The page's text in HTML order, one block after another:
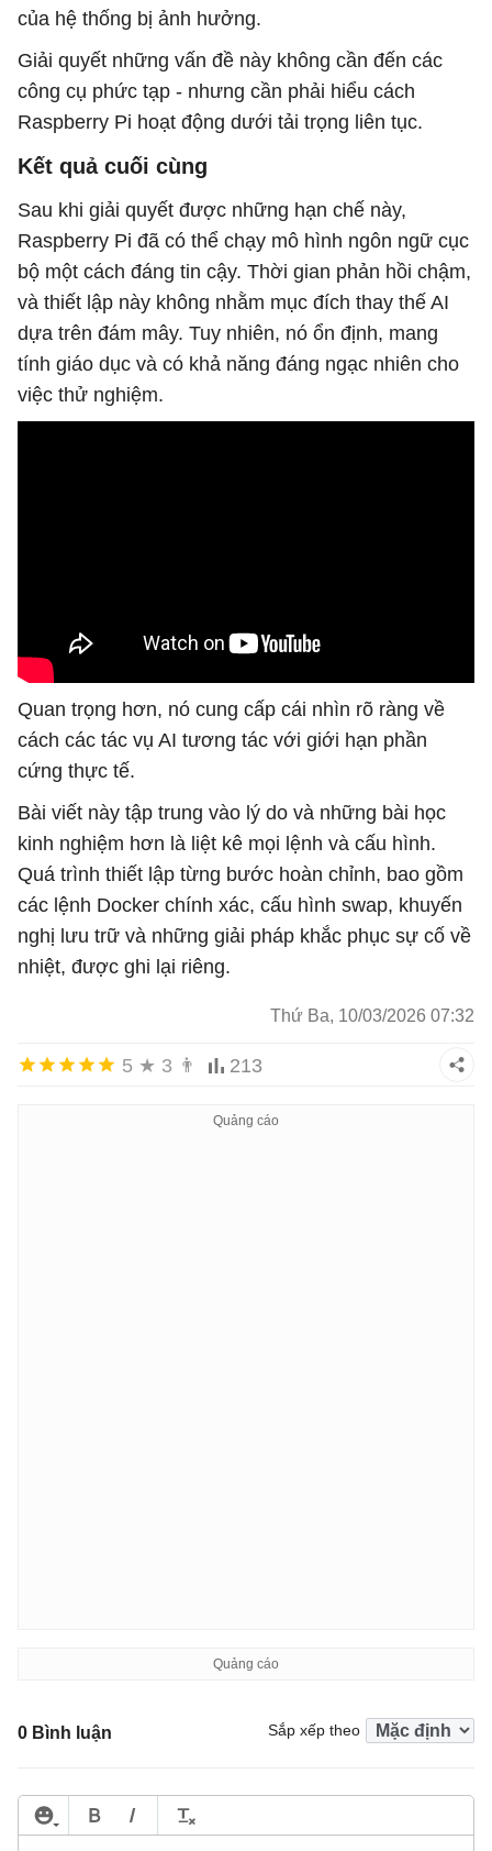
của hệ thống bị ảnh hưởng.
Giải quyết những vấn đề này không cần đến các
công cụ phức tạp - nhưng cần phải hiểu cách
Raspberry Pi hoạt động dưới tải trọng liên tục.
Kết quả cuối cùng
Sau khi giải quyết được những hạn chế này,
Raspberry Pi đã có thể chạy mô hình ngôn ngữ cục
bộ một cách đáng tin cậy. Thời gian phản hồi chậm,
và thiết lập này không nhằm mục đích thay thế AI
dựa trên đám mây. Tuy nhiên, nó ổn định, mang
tính giáo dục và có khả năng đáng ngạc nhiên cho
việc thử nghiệm.
Quan trọng hơn, nó cung cấp cái nhìn rõ ràng về
cách các tác vụ AI tương tác với giới hạn phần
cứng thực tế.
Bài viết này tập trung vào lý do và những bài học
kinh nghiệm hơn là liệt kê mọi lệnh và cấu hình.
Quá trình thiết lập từng bước hoàn chỉnh, bao gồm
các lệnh Docker chính xác, cấu hình swap, khuyến
nghị lưu trữ và những giải pháp khắc phục sự cố về
nhiệt, được ghi lại riêng.
Thứ Ba, 10/03/2026 07:32
5 ★ 3 👨 213
0 Bình luận Sắp xếp theo